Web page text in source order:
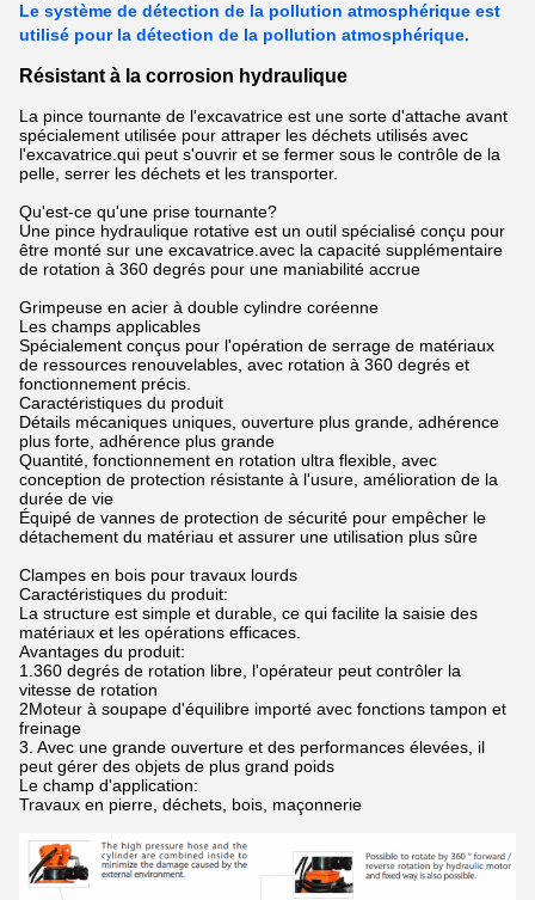
Le système de détection de la pollution atmosphérique est
utilisé pour la détection de la pollution atmosphérique.
Résistant à la corrosion hydraulique
La pince tournante de l'excavatrice est une sorte d'attache avant
spécialement utilisée pour attraper les déchets utilisés avec
l'excavatrice.qui peut s'ouvrir et se fermer sous le contrôle de la
pelle, serrer les déchets et les transporter.
Qu'est-ce qu'une prise tournante?
Une pince hydraulique rotative est un outil spécialisé conçu pour
être monté sur une excavatrice.avec la capacité supplémentaire
de rotation à 360 degrés pour une maniabilité accrue
Grimpeuse en acier à double cylindre coréenne
Les champs applicables
Spécialement conçus pour l'opération de serrage de matériaux
de ressources renouvelables, avec rotation à 360 degrés et
fonctionnement précis.
Caractéristiques du produit
Détails mécaniques uniques, ouverture plus grande, adhérence
plus forte, adhérence plus grande
Quantité, fonctionnement en rotation ultra flexible, avec
conception de protection résistante à l'usure, amélioration de la
durée de vie
Équipé de vannes de protection de sécurité pour empêcher le
détachement du matériau et assurer une utilisation plus sûre
Clampes en bois pour travaux lourds
Caractéristiques du produit:
La structure est simple et durable, ce qui facilite la saisie des
matériaux et les opérations efficaces.
Avantages du produit:
1.360 degrés de rotation libre, l'opérateur peut contrôler la
vitesse de rotation
2Moteur à soupape d'équilibre importé avec fonctions tampon et
freinage
3. Avec une grande ouverture et des performances élevées, il
peut gérer des objets de plus grand poids
Le champ d'application:
Travaux en pierre, déchets, bois, maçonnerie